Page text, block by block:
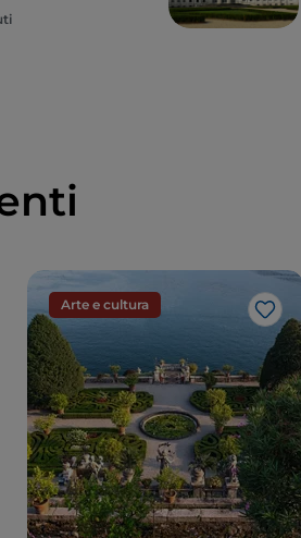
e storia
Arte e cultura
Like